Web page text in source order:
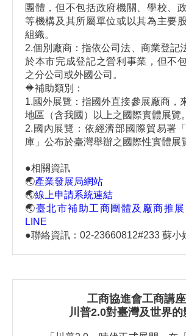
團體，但不包括政府機關、學校、
等機構及其所屬單位或以其為主要
組織。
2.個別廠商：指依公司法、商業登記
於本市完成登記之營利事業，但不
之分公司或外國公司。
🔶補助類別：
1.國外展覽：指國外直接參展廠商，
地區（含我國）以上之國際實體展覽。
2.國內展覽：依經濟部國際貿易署
庫」公布於臺灣舉辦之國際性實體展
●相關資訊
🌏產業發展局網站
🌏線上申請系統連結
🌏臺北市補助工商團體及廠商推
LINE
●聯絡資訊：02-23660812#233 蘇小
工商協進會工商講座
川普2.0對臺灣及世界的